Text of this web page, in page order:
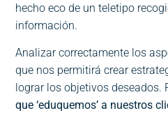
hecho eco de un teletipo
información.
Analizar correctamente los
que nos permitirá crear
lograr los objetivos deseados.
que ‘eduquemos’ a nuestros